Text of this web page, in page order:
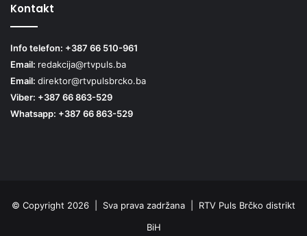
Kontakt
Info telefon: +387 66 510-961
Email: redakcija@rtvpuls.ba
Email: direktor@rtvpulsbrcko.ba
Viber: +387 66 863-529
Whatsapp: +387 66 863-529
© Copyright 2026 | Sva prava zadržana | RTV Puls Brčko distrikt
BiH